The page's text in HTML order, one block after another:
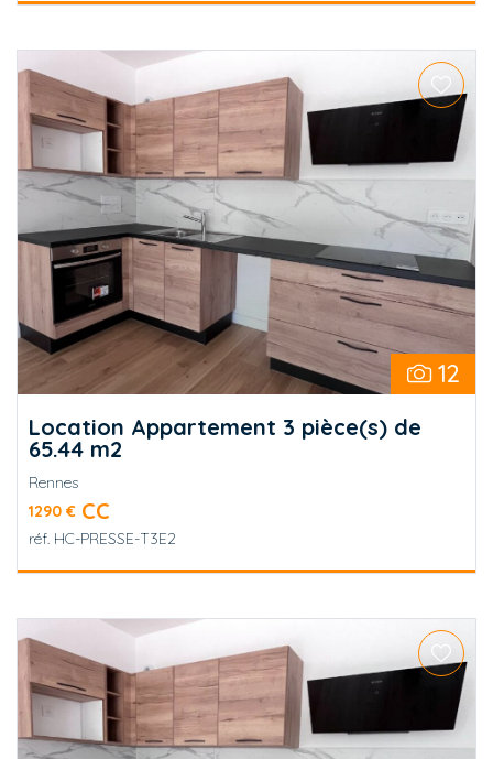
12
Location Appartement 3 pièce(s) de
65.44 m2
Rennes
1290 € CC
réf. HC-PRESSE-T3E2